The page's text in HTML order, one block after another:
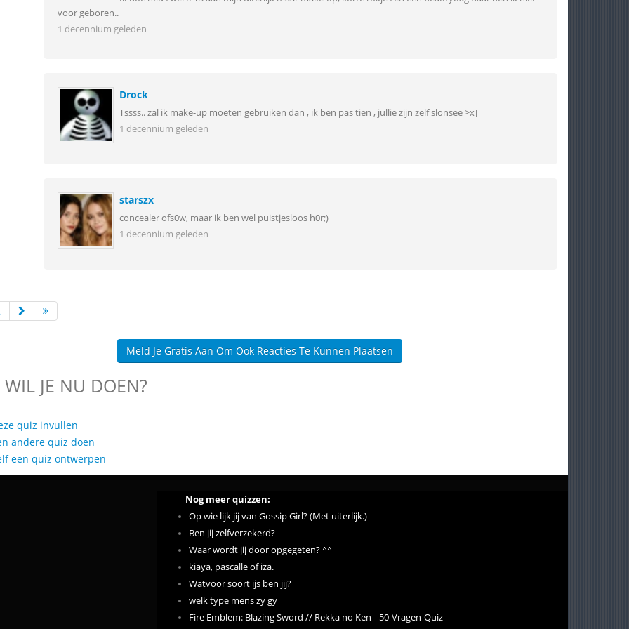
voor geboren..
1 decennium geleden
Drock
Tssss.. zal ik make-up moeten gebruiken dan , ik ben pas tien , jullie zijn zelf slonsee >x]
1 decennium geleden
starszx
concealer ofs0w, maar ik ben wel puistjesloos h0r;)
1 decennium geleden
Meld Je Gratis Aan Om Ook Reacties Te Kunnen Plaatsen
JE NU DOEN?
quiz invullen
andere quiz doen
een quiz ontwerpen
Nog meer quizzen:
Op wie lijk jij van Gossip Girl? (Met uiterlijk.)
Ben jij zelfverzekerd?
Waar wordt jij door opgegeten? ^^
kiaya, pascalle of iza.
Watvoor soort ijs ben jij?
welk type mens zy gy
Fire Emblem: Blazing Sword // Rekka no Ken --50-Vragen-Quiz